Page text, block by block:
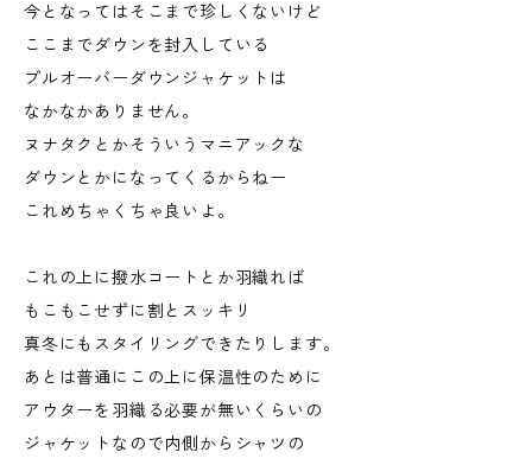
今となってはそこまで珍しくないけど
ここまでダウンを封入している
プルオーバーダウンジャケットは
なかなかありません。
ヌナタクとかそういうマニアックな
ダウンとかになってくるからねー
これめちゃくちゃ良いよ。
これの上に撥水コートとか羽織れば
もこもこせずに割とスッキリ
真冬にもスタイリングできたりします。
あとは普通にこの上に保温性のために
アウターを羽織る必要が無いくらいの
ジャケットなので内側からシャツの